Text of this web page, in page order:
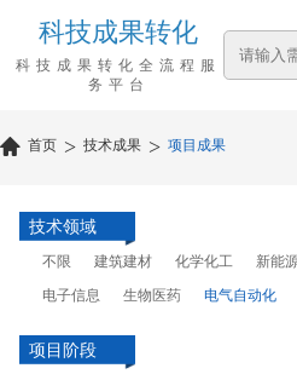
科技成果转化
科技成果转化全流程服
务平台
首页 > 技术成果 > 项目成果
技术领域
不限 建筑建材 化学化工 新能
电子信息
生物医药 电气自动化
项目阶段